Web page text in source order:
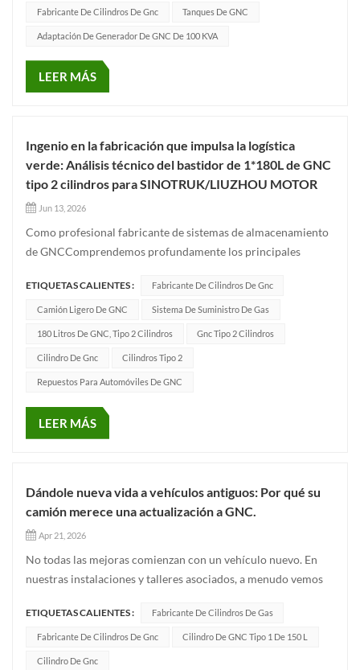
Fabricante De Cilindros De Gnc Tanques De GNC
Adaptación De Generador De GNC De 100 KVA
LEER MÁS
Ingenio en la fabricación que impulsa la logística
verde: Análisis técnico del bastidor de 1*180L de GNC
tipo 2 cilindros para SINOTRUK/LIUZHOU MOTOR
Jun 13, 2026
Como profesional fabricante de sistemas de almacenamiento
de GNCComprendemos profundamente los principales
ligereza y alta utilización del espacioPara cumplir con los
rigurosos estándares de calidad de los principales fabricantes
de equipos...
ETIQUETAS CALIENTES : Fabricante De Cilindros De Gnc
Camión Ligero De GNC Sistema De Suministro De Gas
180 Litros De GNC, Tipo 2 Cilindros Gnc Tipo 2 Cilindros
Cilindro De Gnc Cilindros Tipo 2
Repuestos Para Automóviles De GNC
LEER MÁS
Dándole nueva vida a vehículos antiguos: Por qué su
camión merece una actualización a GNC.
Apr 21, 2026
No todas las mejoras comienzan con un vehículo nuevo. En
nuestras instalaciones y talleres asociados, a menudo vemos
puede que ya no sean nuevos, pero al convertirlos a gas
natural comprimido (GNC), se les da una segunda vida.Como
profesiona...
ETIQUETAS CALIENTES : Fabricante De Cilindros De Gas
Fabricante De Cilindros De Gnc Cilindro De GNC Tipo 1 De 150 L
Cilindro De Gnc